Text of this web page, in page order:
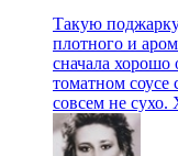
Такую поджарку
плотного и
сначала хорошо
томатном
совсем не